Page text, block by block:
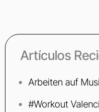
Artículos
Arbeiten auf
#Workout